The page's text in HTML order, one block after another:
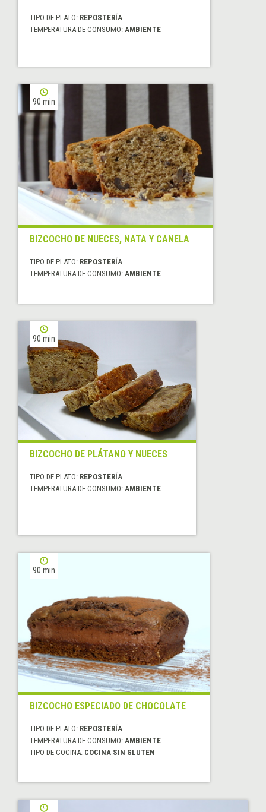
TIPO DE PLATO: REPOSTERÍA
TEMPERATURA DE CONSUMO: AMBIENTE
90 min
BIZCOCHO DE NUECES, NATA Y CANELA
TIPO DE PLATO: REPOSTERÍA
TEMPERATURA DE CONSUMO: AMBIENTE
90 min
BIZCOCHO DE PLÁTANO Y NUECES
TIPO DE PLATO: REPOSTERÍA
TEMPERATURA DE CONSUMO: AMBIENTE
90 min
BIZCOCHO ESPECIADO DE CHOCOLATE
TIPO DE PLATO: REPOSTERÍA
TEMPERATURA DE CONSUMO: AMBIENTE
TIPO DE COCINA: COCINA SIN GLUTEN